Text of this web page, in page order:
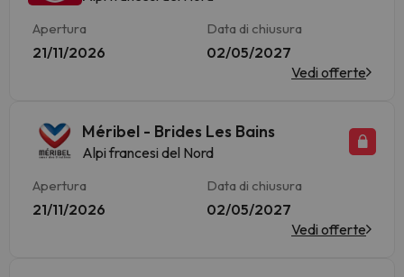
Apertura
21/11/2026
Data di chiusura
02/05/2027
Vedi offerte
Méribel - Brides Les Bains
Alpi francesi del Nord
Apertura
21/11/2026
Data di chiusura
02/05/2027
Vedi offerte